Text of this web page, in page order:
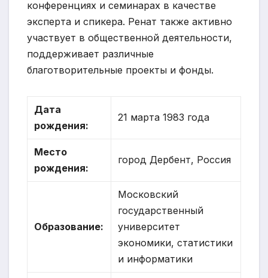
конференциях и семинарах в качестве
эксперта и спикера. Ренат также активно
участвует в общественной деятельности,
поддерживает различные
благотворительные проекты и фонды.
Дата
рождения:
21 марта 1983 года
Место
рождения:
город Дербент, Россия
Образование:
Московский
государственный
университет
экономики, статистики
и информатики